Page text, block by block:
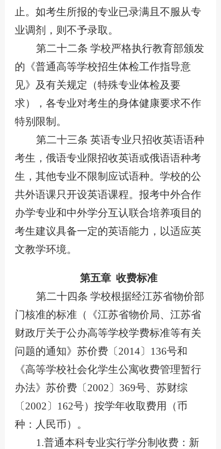
止。如考生所报的专业已录满且不服从专
业调剂，则不予录取。
第二十二条 学校严格执行教育部颁发
的《普通高等学校招生体检工作指导意
见》及有关规定（特殊专业体检及要
求），各专业对考生的身体健康要求不作
特别限制。
第二十三条 英语专业只招收英语语种
考生，俄语专业限招收英语或俄语语种考
生，其他专业不限制应试语种。学校的公
共外语课只开设英语课程。报考中外合作
办学专业和中外学分互认联合培养项目的
考生建议具备一定的英语能力，以适应英
文教学环境。
第五章 收费标准
第二十四条 学校根据经江苏省物价部
门核准的标准（《江苏省物价局、江苏省
财政厅关于公办高等学校学费标准等有关
问题的通知》苏价费〔2014〕136号和
《高等学校社会化学生公寓收费管理暂行
办法》苏价费〔2002〕369号、苏财综
〔2002〕162号）按学年收取费用（币
种：人民币）。
1.普通本科专业实行学分制收费：新